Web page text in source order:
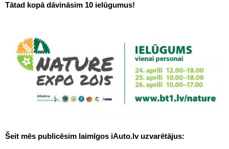
Tātad kopā dāvināsim 10 ielūgumus!
Šeit mēs publicēsim laimīgos iAuto.lv uzvarētājus: